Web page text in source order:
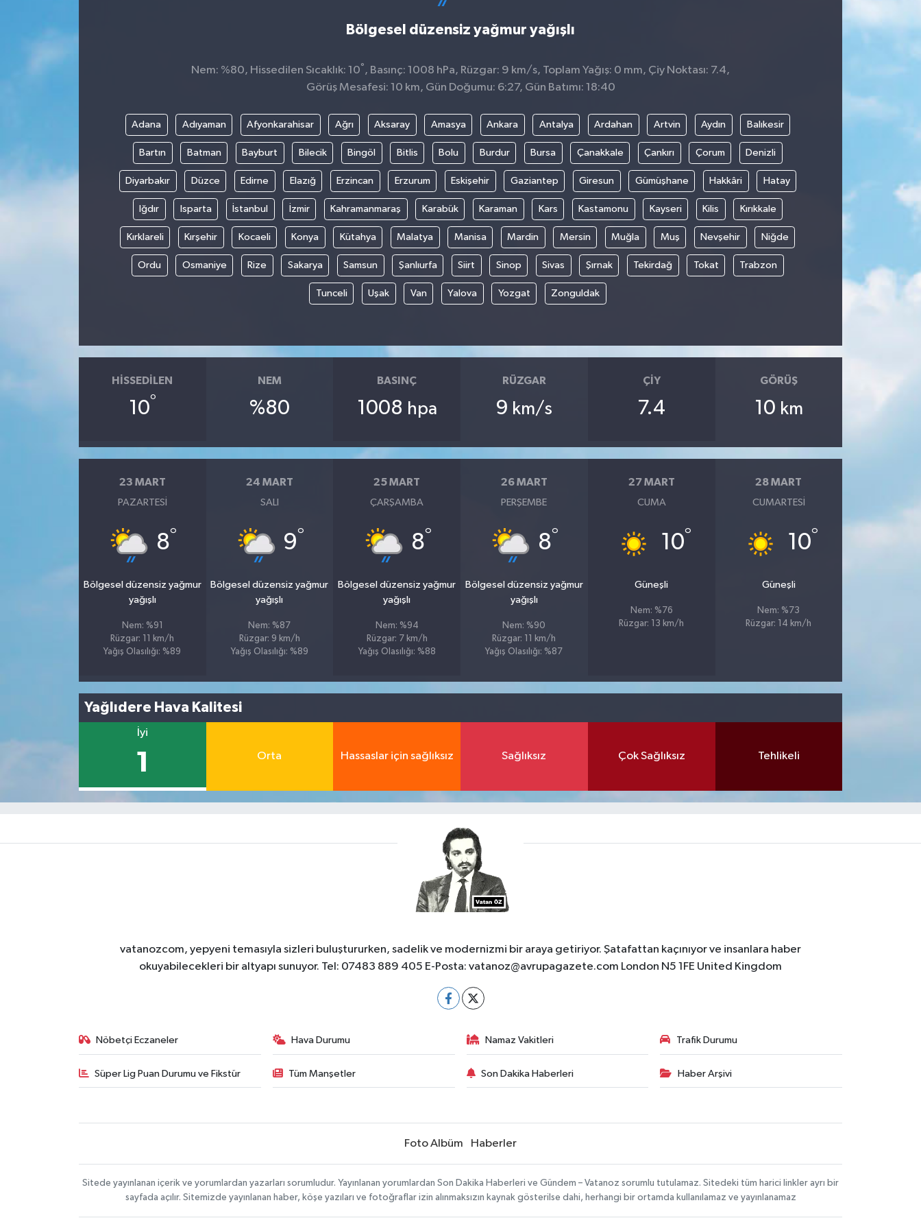
Bölgesel düzensiz yağmur yağışlı
Nem: %80, Hissedilen Sıcaklık: 10° , Basınç: 1008 hPa, Rüzgar: 9 km/s, Toplam Yağış: 0 mm, Çiy Noktası: 7.4,
Görüş Mesafesi: 10 km, Gün Doğumu: 6:27, Gün Batımı: 18:40
Adana Adıyaman Afyonkarahisar Ağrı Aksaray Amasya Ankara Antalya Ardahan Artvin Aydın Balıkesir
Bartın Batman Bayburt Bilecik Bingöl Bitlis Bolu Burdur Bursa Çanakkale Çankırı Çorum Denizli
Diyarbakır Düzce Edirne Elazığ Erzincan Erzurum Eskişehir Gaziantep Giresun Gümüşhane Hakkâri Hatay
Iğdır Isparta İstanbul İzmir Kahramanmaraş Karabük Karaman Kars Kastamonu Kayseri Kilis Kırıkkale
Kırklareli Kırşehir Kocaeli Konya Kütahya Malatya Manisa Mardin Mersin Muğla Muş Nevşehir Niğde
Ordu Osmaniye Rize Sakarya Samsun Şanlıurfa Siirt Sinop Sivas Şırnak Tekirdağ Tokat Trabzon
Tunceli Uşak Van Yalova Yozgat Zonguldak
HISSEDILEN
10°
NEM
%80
BASINÇ
1008 hpa
RÜZGAR
9 km/s
ÇIY
7.4
GÖRÜŞ
10 km
23 MART
PAZARTESI
8°
Bölgesel düzensiz yağmur
yağışlı
Nem: %91
Rüzgar: 11 km/h
Yağış Olasılığı: %89
24 MART
SALI
9°
Bölgesel düzensiz yağmur
yağışlı
Nem: %87
Rüzgar: 9 km/h
Yağış Olasılığı: %89
25 MART
ÇARŞAMBA
8°
Bölgesel düzensiz yağmur
yağışlı
Nem: %94
Rüzgar: 7 km/h
Yağış Olasılığı: %88
26 MART
PERŞEMBE
8°
Bölgesel düzensiz yağmur
yağışlı
Nem: %90
Rüzgar: 11 km/h
Yağış Olasılığı: %87
27 MART
CUMA
10°
Güneşli
Nem: %76
Rüzgar: 13 km/h
28 MART
CUMARTESI
10°
Güneşli
Nem: %73
Rüzgar: 14 km/h
Yağlıdere Hava Kalitesi
İyi
1 Orta Hassaslar için sağlıksız Sağlıksız Çok Sağlıksız Tehlikeli
vatanozcom, yepyeni temasıyla sizleri buluştururken, sadelik ve modernizmi bir araya getiriyor. Şatafattan kaçınıyor ve insanlara haber
okuyabilecekleri bir altyapı sunuyor. Tel: 07483 889 405 E-Posta: vatanoz@avrupagazete.com London N5 1FE United Kingdom
Nöbetçi Eczaneler Hava Durumu Namaz Vakitleri Trafik Durumu
Süper Lig Puan Durumu ve Fikstür Tüm Manşetler Son Dakika Haberleri Haber Arşivi
Foto Albüm Haberler
Sitede yayınlanan içerik ve yorumlardan yazarları sorumludur. Yayınlanan yorumlardan Son Dakika Haberleri ve Gündem – Vatanoz sorumlu tutulamaz. Sitedeki tüm harici linkler ayrı bir
sayfada açılır. Sitemizde yayınlanan haber, köşe yazıları ve fotoğraflar izin alınmaksızın kaynak gösterilse dahi, herhangi bir ortamda kullanılamaz ve yayınlanamaz